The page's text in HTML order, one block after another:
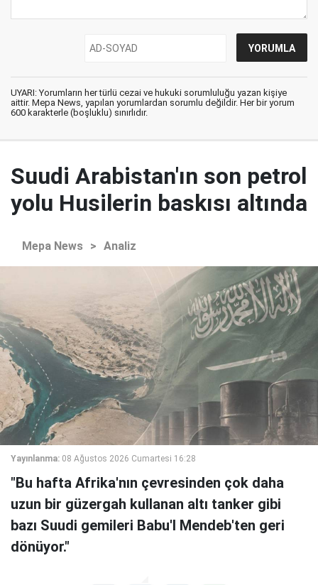
UYARI: Yorumların her türlü cezai ve hukuki sorumluluğu yazan kişiye
aittir. Mepa News, yapılan yorumlardan sorumlu değildir. Her bir yorum
600 karakterle (boşluklu) sınırlıdır.
Suudi Arabistan'ın son petrol
yolu Husilerin baskısı altında
Mepa News > Analiz
Yayınlanma: 08 Ağustos 2026 Cumartesi 16:28
"Bu hafta Afrika'nın çevresinden çok daha
uzun bir güzergah kullanan altı tanker gibi
bazı Suudi gemileri Babu'l Mendeb'ten geri
dönüyor."